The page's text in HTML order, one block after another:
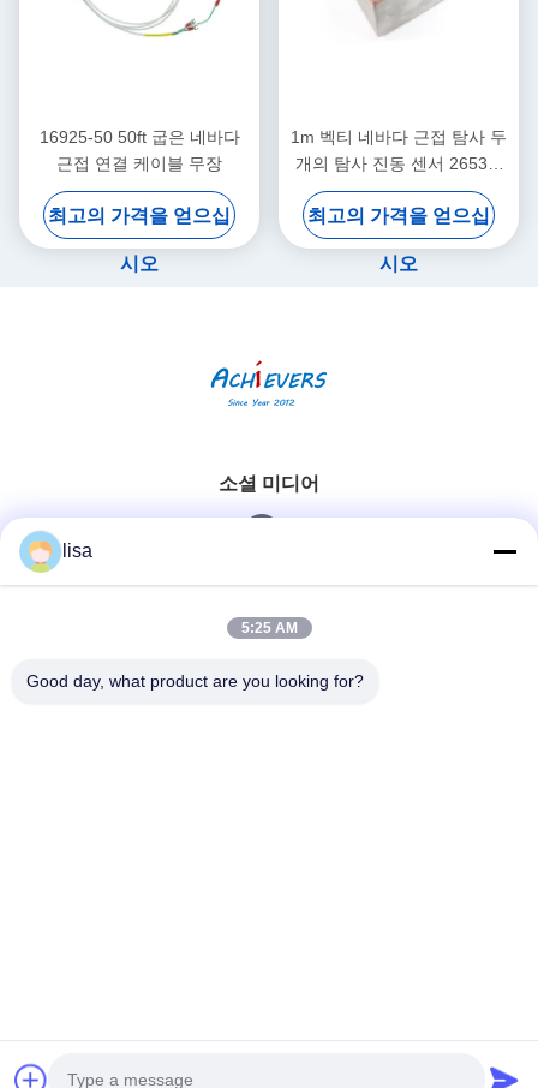
16925-50 50ft 굽은 네바다
근접 연결 케이블 무장
최고의 가격을 얻으십
시오
1m 벡티 네바다 근접 탐사 두
개의 탐사 진동 센서 26530-
12-10-00-000-309-00-03-01
최고의 가격을 얻으십
시오
소셜 미디어
빠른 연락
중국 좋은 품질 벤티 네바다 근접 탐사선 공급업체. 저작권 © 2025
lisa
5:25 AM
Good day, what product are you looking for?